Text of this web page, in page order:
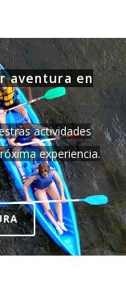
aventura en
actividades
experiencia.